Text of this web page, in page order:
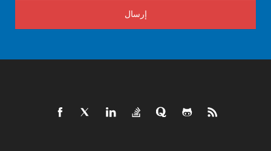
إرسال